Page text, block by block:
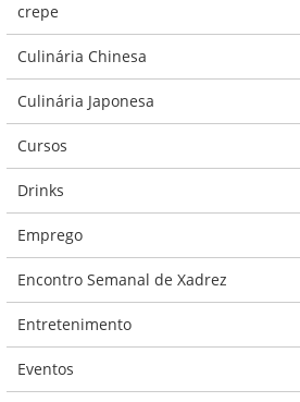
crepe
Culinária Chinesa
Culinária Japonesa
Cursos
Drinks
Emprego
Encontro Semanal de Xadrez
Entretenimento
Eventos